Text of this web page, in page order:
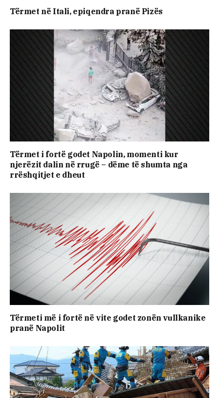
Tërmet në Itali, epiqendra pranë Pizës
Tërmet i fortë godet Napolin, momenti kur
njerëzit dalin në rrugë – dëme të shumta nga
rrëshqitjet e dheut
Tërmeti më i fortë në vite godet zonën vullkanike
pranë Napolit